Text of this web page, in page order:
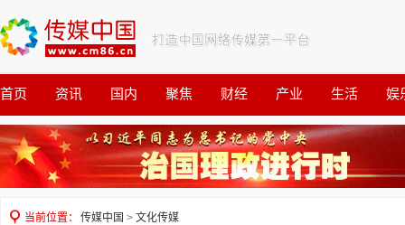
首页 资讯 国内 聚焦 财经 产业 生活 娱
观察 公益
当前位置： 传媒中国 > 文化传媒